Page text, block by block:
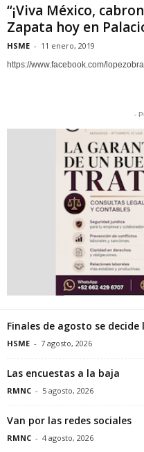
“¡Viva México,
Zapata hoy en
HSME - 11 enero, 2019
https://www.facebook.com/
-
Finales de agosto se
HSME - 7 agosto, 2026
Las encuestas a la baja
RMNC - 5 agosto, 2026
Van por las redes sociales
RMNC - 4 agosto, 2026